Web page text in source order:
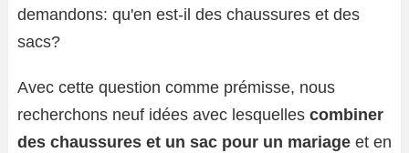
demandons: qu'en est-il des chaussures et des
sacs?
Avec cette question comme prémisse, nous
recherchons neuf idées avec lesquelles combiner
des chaussures et un sac pour un mariage et en